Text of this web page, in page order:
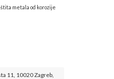
metala od korozije
11, 10020 Zagreb,